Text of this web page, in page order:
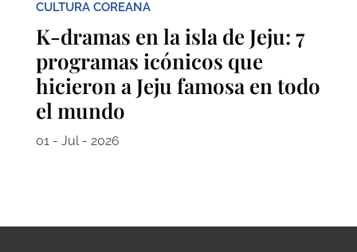
CULTURA COREANA
K-dramas en la isla de Jeju: 7
programas icónicos que
hicieron a Jeju famosa en todo
el mundo
01 - Jul - 2026